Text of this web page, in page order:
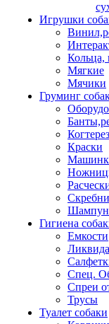
Игрушки
Кольца,
Мягкие
Мячики
Груминг
Краски
Гигиена
Емкости
Спец.
Спреи
Трусы
Туалет собаки